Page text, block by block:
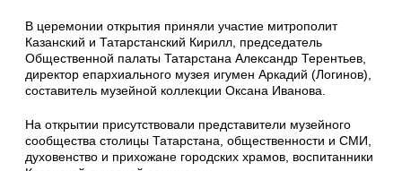
В церемонии открытия приняли участие митрополит
Казанский и Татарстанский Кирилл, председатель
Общественной палаты Татарстана Александр Терентьев,
директор епархиального музея игумен Аркадий (Логинов),
составитель музейной коллекции Оксана Иванова.
На открытии присутствовали представители музейного
сообщества столицы Татарстана, общественности и СМИ,
духовенство и прихожане городских храмов, воспитанники